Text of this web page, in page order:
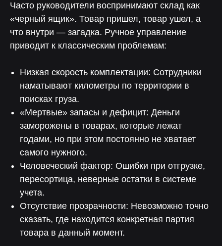
Часто руководители воспринимают склад как
«черный ящик». Товар пришел, товар ушел, а
что внутри — загадка. Ручное управление
приводит к классическим проблемам:
Низкая скорость комплектации: Сотрудники
наматывают километры по территории в
поисках груза.
«Мертвые» запасы и дефицит: Деньги
заморожены в товарах, которые лежат
годами, но при этом постоянно не хватает
самого нужного.
Человеческий фактор: Ошибки при отгрузке,
пересортица, неверные остатки в системе
учета.
Отсутствие прозрачности: Невозможно точно
сказать, где находится конкретная партия
товара в данный момент.